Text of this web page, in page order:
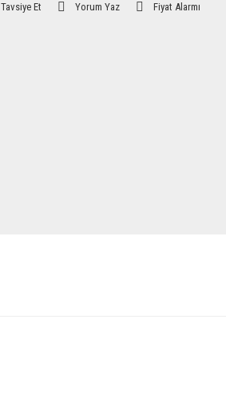
Tavsiye Et Yorum Yaz Fiyat Alarmı